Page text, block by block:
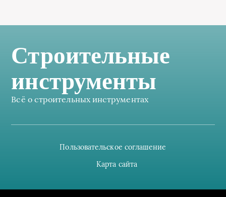
Строительные
инструменты
Всё о строительных инструментах
Пользовательское соглашение
Карта сайта